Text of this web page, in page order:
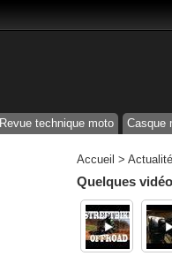
Revue technique moto Casque
Accueil >
Quelques